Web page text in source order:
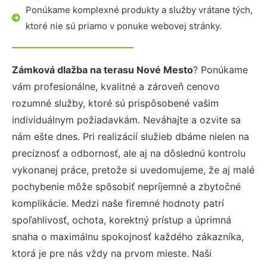
Ponúkame komplexné produkty a služby vrátane tých,
ktoré nie sú priamo v ponuke webovej stránky.
Zámková dlažba na terasu Nové Mesto? Ponúkame
vám profesionálne, kvalitné a zároveň cenovo
rozumné služby, ktoré sú prispôsobené vašim
individuálnym požiadavkám. Neváhajte a ozvite sa
nám ešte dnes. Pri realizácií služieb dbáme nielen na
precíznosť a odbornosť, ale aj na dôslednú kontrolu
vykonanej práce, pretože si uvedomujeme, že aj malé
pochybenie môže spôsobiť nepríjemné a zbytočné
komplikácie. Medzi naše firemné hodnoty patrí
spoľahlivosť, ochota, korektný prístup a úprimná
snaha o maximálnu spokojnosť každého zákazníka,
ktorá je pre nás vždy na prvom mieste. Naši